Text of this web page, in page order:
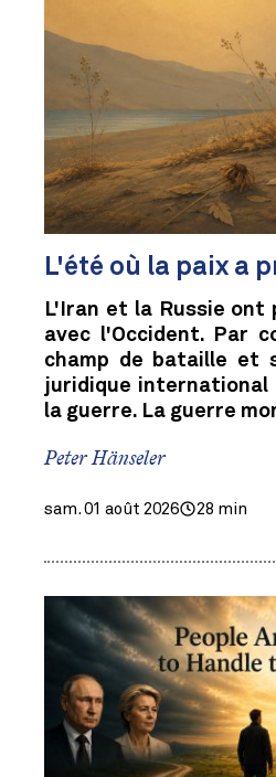
L'été où la paix a
L'Iran et la Russie ont
avec l'Occident. Par
champ de bataille et
juridique international
la guerre. La guerre
Peter Hänseler
sam. 01 août 2026 28 min